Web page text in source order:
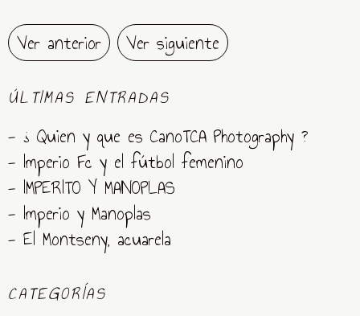
Ver anterior Ver siguiente
ÚLTIMAS ENTRADAS
- ¿ Quien y que es CanoTCA Photography ?
- Imperio Fc y el fútbol femenino
- IMPERITO Y MANOPLAS
- Imperio y Manoplas
- El Montseny, acuarela
CATEGORÍAS